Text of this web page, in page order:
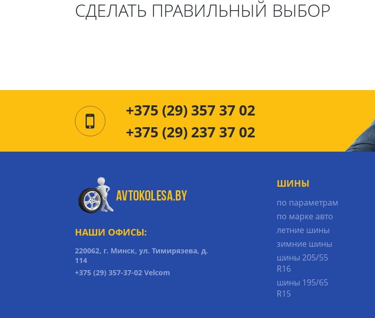
СДЕЛАТЬ ПРАВИЛЬНЫЙ ВЫБОР
+375 (29) 357 37 02
+375 (29) 237 37 02
НАШИ ОФИСЫ:
220062, г. Минск, ул. Тимирязева, д.
114
+375 (29) 357-37-02 Velcom
ШИНЫ
по параметрам
по марке авто
летние шины
зимние шины
шины 205/55
R16
шины 195/65
R15